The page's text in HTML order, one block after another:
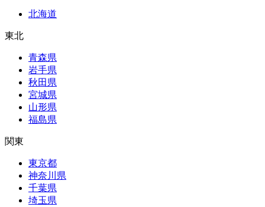
北海道
東北
青森県
岩手県
秋田県
宮城県
山形県
福島県
関東
東京都
神奈川県
千葉県
埼玉県